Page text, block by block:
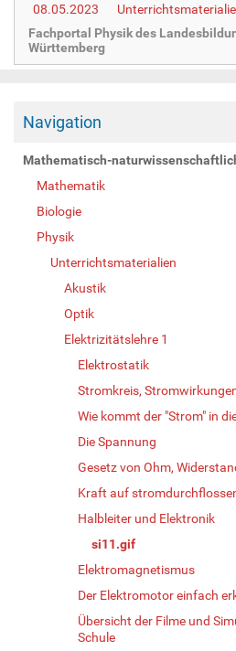
08.05.2023
Fachportal Physik des
Württemberg
Navigation
Mathematisch-
Mathematik
Biologie
Physik
Unterrichtsmaterialien
Akustik
Optik
Elektrizitätslehre 1
Elektrostatik
Stromkreis,
Wie kommt der "Strom" in
Die Spannung
Gesetz von Ohm,
Kraft auf
Halbleiter und Elektronik
si11.gif
Elektromagnetismus
Der Elektromotor einfach
Übersicht der Filme und
Schule